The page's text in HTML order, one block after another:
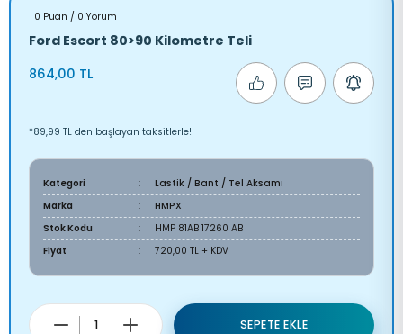
0 Puan / 0 Yorum
Ford Escort 80>90 Kilometre Teli
864,00 TL
*89,99 TL den başlayan taksitlerle!
Kategori
Lastik / Bant / Tel Aksamı
Marka
HMPX
Stok Kodu
HMP 81AB 17260 AB
Fiyat
720,00 TL + KDV
SEPETE EKLE